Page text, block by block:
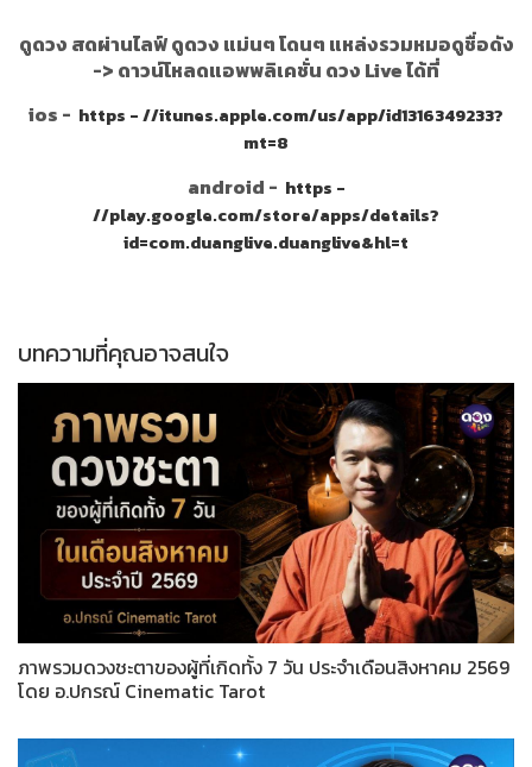
ดูดวง สดผ่านไลฟ์ ดูดวง แม่นๆ โดนๆ แหล่งรวมหมอดูชื่อดัง
-> ดาวน์โหลดแอพพลิเคชั่น ดวง Live ได้ที่
ios - https - //itunes.apple.com/us/app/id1316349233?
mt=8
android - https -
//play.google.com/store/apps/details?
id=com.duanglive.duanglive&hl=t
บทความที่คุณอาจสนใจ
ภาพรวมดวงชะตาของผู้ที่เกิดทั้ง 7 วัน ประจำเดือนสิงหาคม 2569
โดย อ.ปกรณ์ Cinematic Tarot